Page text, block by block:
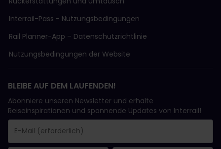
Interrail-Pass - Nutzungsbedingungen
Rail Planner-App – Datenschutzrichtlinie
Nutzungsbedingungen der Website
BLEIBE AUF DEM LAUFENDEN!
Abonniere unseren Newsletter und erhalte
Reiseinspirationen und spannende Updates von Interrail!